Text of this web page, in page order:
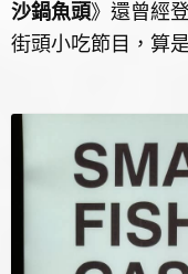
沙鍋魚頭》還曾經
街頭小吃節目，算